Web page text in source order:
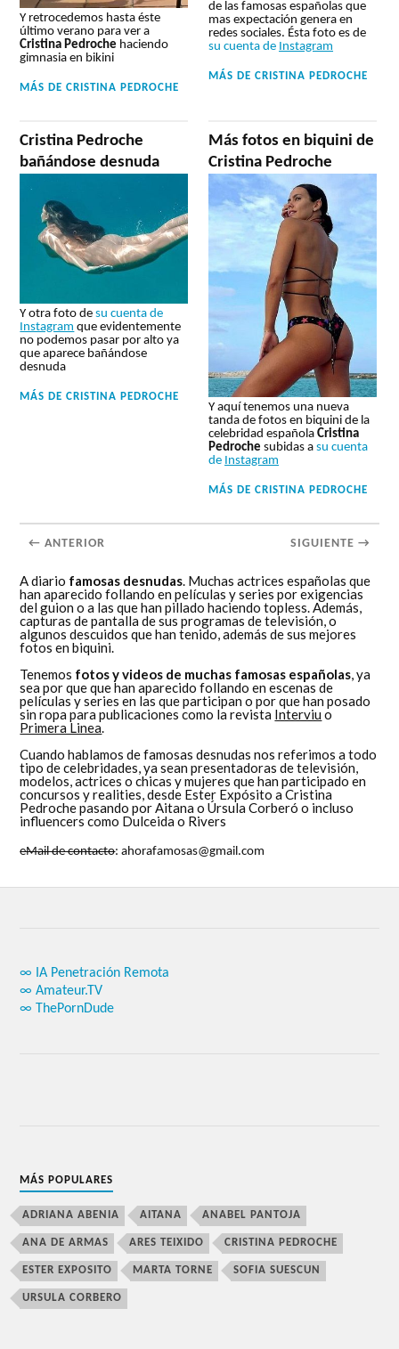
Y retrocedemos hasta éste
último verano para ver a
Cristina Pedroche haciendo
gimnasia en bikini
MÁS DECRISTINA PEDROCHE
de las famosas españolas que
mas expectación genera en
redes sociales. Ésta foto es de
su cuenta de Instagram
MÁS DECRISTINA PEDROCHE
Cristina Pedroche
bañándose desnuda
Y otra foto desu cuenta de
Instagram que evidentemente
no podemos pasar por alto ya
que aparece bañándose
desnuda
MÁS DECRISTINA PEDROCHE
Más fotos en biquini de
Cristina Pedroche
Y aquí tenemos una nueva
tanda de fotos en biquini de la
celebridad españolaCristina
Pedroche subidas asu cuenta
de Instagram
MÁS DECRISTINA PEDROCHE
← ANTERIOR SIGUIENTE →
A diario famosas desnudas. Muchas actrices españolas que
han aparecido follando en películas y series por exigencias
del guion o a las que han pillado haciendo topless. Además,
capturas de pantalla de sus programas de televisión, o
algunos descuidos que han tenido, además de sus mejores
fotos en biquini.
Tenemos fotos y videos de muchas famosas españolas, ya
sea por que que han aparecido follando en escenas de
películas y series en las que participan o por que han posado
sin ropa para publicaciones como la revista Interviu o
Primera Linea.
Cuando hablamos de famosas desnudas nos referimos a todo
tipo de celebridades, ya sean presentadoras de televisión,
modelos, actrices o chicas y mujeres que han participado en
concursos y realities, desde Ester Expósito a Cristina
Pedroche pasando por Aitana o Úrsula Corberó o incluso
influencers como Dulceida o Rivers
eMail de contacto: ahorafamosas@gmail.com
∞ IA Penetración Remota
∞ Amateur.TV
∞ ThePornDude
MÁS POPULARES
ADRIANA ABENIA AITANA ANABEL PANTOJA
ANA DE ARMAS ARES TEIXIDO CRISTINA PEDROCHE
ESTER EXPOSITO MARTA TORNE SOFIA SUESCUN
URSULA CORBERO